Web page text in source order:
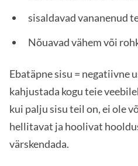
sisaldavad vananenud
Nõuavad vähem või
Ebatäpne sisu = negatiivne
kahjustada kogu teie
kui palju sisu teil on, ei ole
hellitavat ja hoolivat
värskendada.